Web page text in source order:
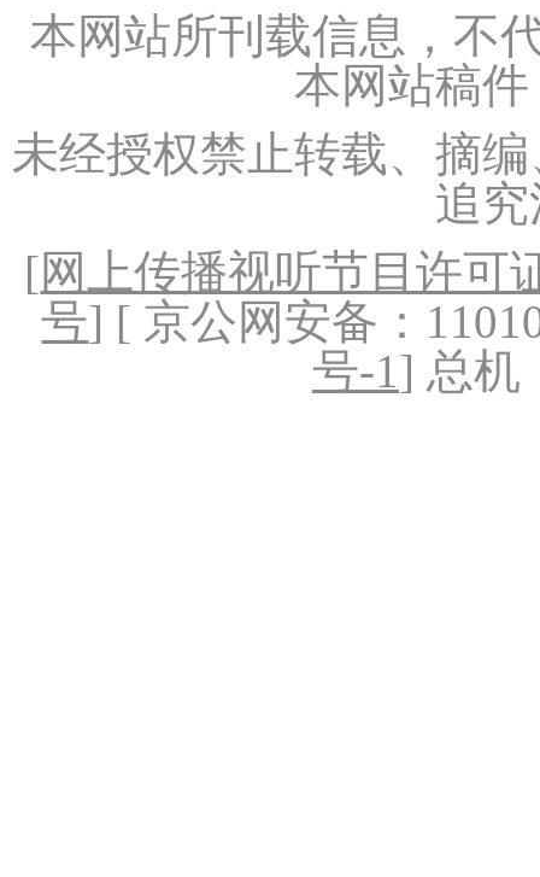
本网站所刊载信息，不
本网站稿
未经授权禁止转载、摘
追
[网上传播视听节目许可
号] [ 京公网安备：
号-1] 总机